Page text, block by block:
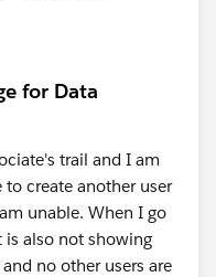
for Data
trail and I am
to create another user
unable. When I go
also not showing
no other users are